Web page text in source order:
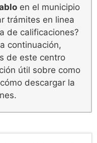
en el municipio
trámites en linea
de calificaciones?
continuación,
de este centro
útil sobre como
descargar la